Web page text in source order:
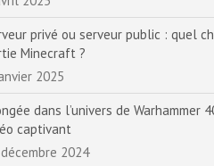
privé ou serveur public : quel
Minecraft ?
2025
dans l’univers de Warhammer
captivant
2024